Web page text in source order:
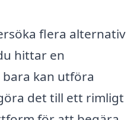
flera alternativ
hittar en
kan utföra
det till ett rimligt